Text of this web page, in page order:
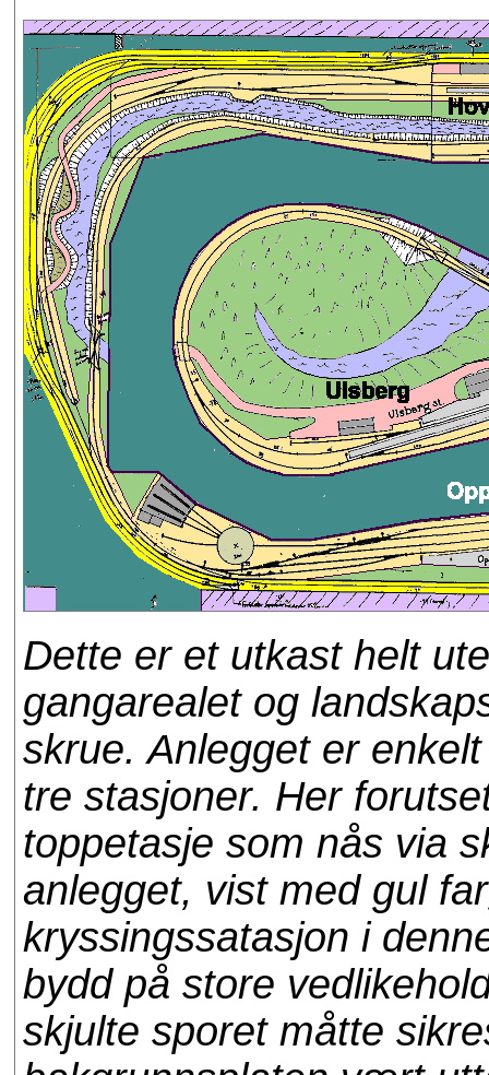
Dette er et utkast helt
gangarealet og
skrue. Anlegget er
tre stasjoner. Her
toppetasje som nås via
anlegget, vist med gul
kryssingssatasjon i
bydd på store
skjulte sporet måtte